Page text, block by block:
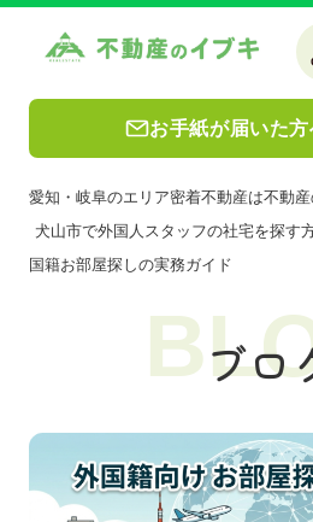
お手紙が届いた
愛知・岐阜のエリア密着不動産は不動
犬山市で外国人スタッフの社宅を探
国籍お部屋探しの実務ガイド
ブロ